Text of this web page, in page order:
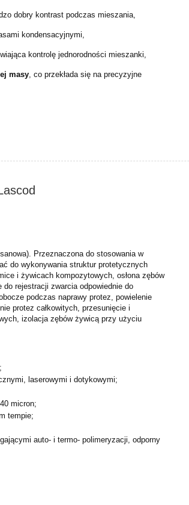
dobry kontrast podczas mieszania,
kondensacyjnymi,
kontrolę jednorodności mieszanki,
masy , co przekłada się na precyzyjne
Przeznaczona do stosowania w
do wykonywania struktur protetycznych
i żywicach kompozytowych, osłona zębów
rejestracji zwarcia odpowiednie do
podczas naprawy protez, powielenie
protez całkowitych, przesunięcie i
izolacja zębów żywicą przy użyciu
laserowymi i dotykowymi;
micron;
tempie;
auto- i termo- polimeryzacji, odporny